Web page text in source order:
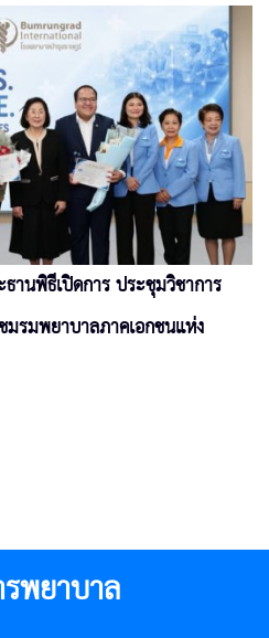
านพิธีเปิดการ ประชุมวิชาการ
รมพยาบาลภาคเอกชนแห่ง
พยาบาล